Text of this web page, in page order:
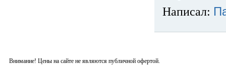
Написал:
Внимание! Цены на сайте не являются публичной офертой.